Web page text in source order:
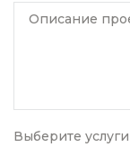
Описание
Выберите услуги